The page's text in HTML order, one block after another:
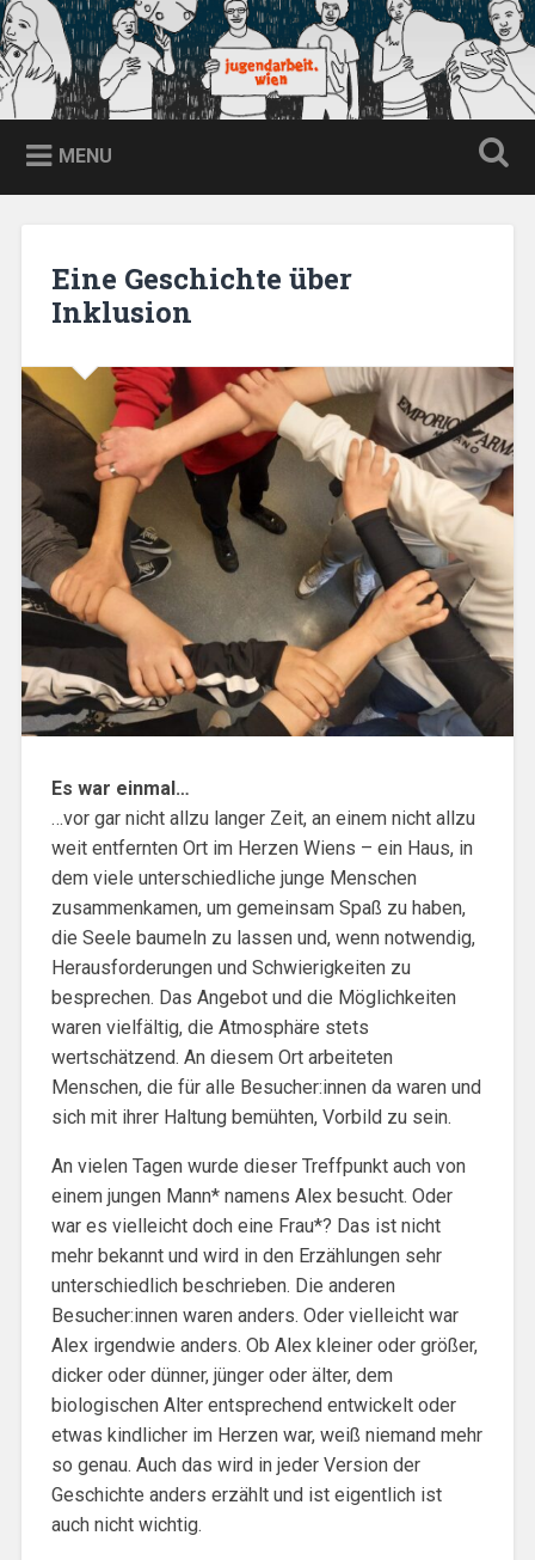
Skip
to
content
Search
jugendarbeit.wien
MENU
Eine Geschichte über
Inklusion
Es war einmal…
…vor gar nicht allzu langer Zeit, an einem nicht allzu
weit entfernten Ort im Herzen Wiens – ein Haus, in
dem viele unterschiedliche junge Menschen
zusammenkamen, um gemeinsam Spaß zu haben,
die Seele baumeln zu lassen und, wenn notwendig,
Herausforderungen und Schwierigkeiten zu
besprechen. Das Angebot und die Möglichkeiten
waren vielfältig, die Atmosphäre stets
wertschätzend. An diesem Ort arbeiteten
Menschen, die für alle Besucher:innen da waren und
sich mit ihrer Haltung bemühten, Vorbild zu sein.
An vielen Tagen wurde dieser Treffpunkt auch von
einem jungen Mann* namens Alex besucht. Oder
war es vielleicht doch eine Frau*? Das ist nicht
mehr bekannt und wird in den Erzählungen sehr
unterschiedlich beschrieben. Die anderen
Besucher:innen waren anders. Oder vielleicht war
Alex irgendwie anders. Ob Alex kleiner oder größer,
dicker oder dünner, jünger oder älter, dem
biologischen Alter entsprechend entwickelt oder
etwas kindlicher im Herzen war, weiß niemand mehr
so genau. Auch das wird in jeder Version der
Geschichte anders erzählt und ist eigentlich ist
auch nicht wichtig.